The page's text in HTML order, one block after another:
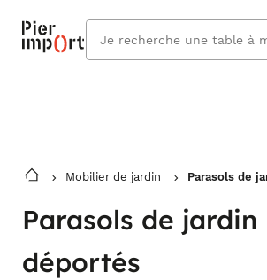
Vous êtes absent ? Pier Import s'adapte
et vous livre à votre retour.
cherchez
vous ?
Mobilier de jardin Parasols de
Parasols de jardin
déportés